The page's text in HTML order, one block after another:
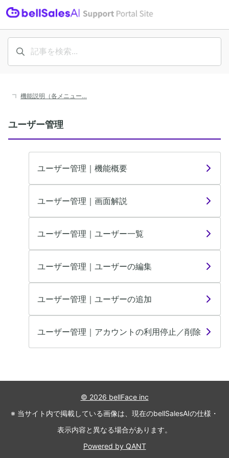
機能説明（各メニュー…
ユーザー管理
ユーザー管理｜機能概要
ユーザー管理｜画面解説
ユーザー管理｜ユーザー一覧
ユーザー管理｜ユーザーの編集
ユーザー管理｜ユーザーの追加
ユーザー管理｜アカウントの利用停止／削除
© 2026 bellFace inc
※ 当サイト内で掲載している画像は、現在のbellSalesAIの仕様・
表示内容と異なる場合があります。
Powered by QANT